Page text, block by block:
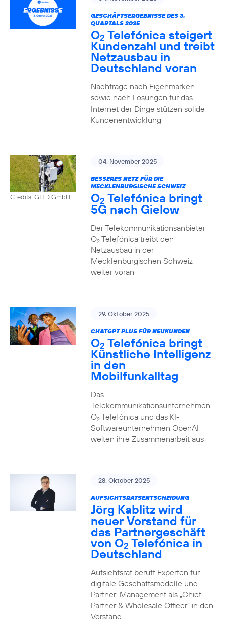
GESCHÄFTSERGEBNISSE DES 3.
QUARTALS 2025
O2 Telefónica steigert
Kundenzahl und treibt
Netzausbau in
Deutschland voran
Nachfrage nach Eigenmarken
sowie nach Lösungen für das
Internet der Dinge stützen solide
Kundenentwicklung
Credits: GfTD GmbH
04. November 2025
BESSERES NETZ FÜR DIE
MECKLENBURGISCHE SCHWEIZ
O2 Telefónica bringt
5G nach Gielow
Der Telekommunikationsanbieter
O2Telefónica treibt den
Netzausbau in der
Mecklenburgischen Schweiz
weiter voran
29. Oktober 2025
CHATGPT PLUS FÜR NEUKUNDEN
O2 Telefónica bringt
Künstliche Intelligenz
in den
Mobilfunkalltag
Das
Telekommunikationsunternehmen
O2Telefónica und das KI-
Softwareunternehmen OpenAI
weiten ihre Zusammenarbeit aus
28. Oktober 2025
AUFSICHTSRATSENTSCHEIDUNG
Jörg Kablitz wird
neuer Vorstand für
das Partnergeschäft
von O2 Telefónica in
Deutschland
Aufsichtsrat beruft Experten für
digitale Geschäftsmodelle und
Partner-Management als „Chief
Partner & Wholesale Officer“ in den
Vorstand